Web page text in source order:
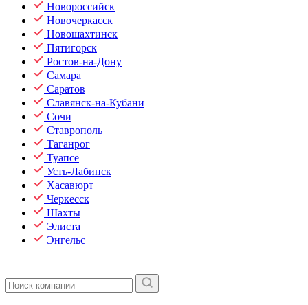
Новороссийск
Новочеркасск
Новошахтинск
Пятигорск
Ростов-на-Дону
Самара
Саратов
Славянск-на-Кубани
Сочи
Ставрополь
Таганрог
Туапсе
Усть-Лабинск
Хасавюрт
Черкесск
Шахты
Элиста
Энгельс